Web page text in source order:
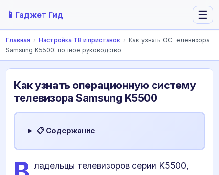
📱 Гаджет Гид ☰
Главная › Настройка ТВ и приставок › Как узнать ОС телевизора
Samsung K5500: полное руководство
Как узнать операционную систему
телевизора Samsung K5500
📋 Содержание
ладельцы телевизоров серии K5500,